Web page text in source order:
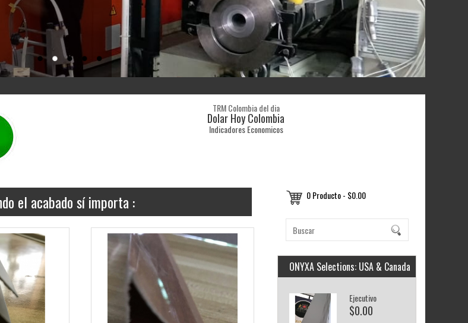
TRM Colombia del dia
Dolar Hoy Colombia
Indicadores Economicos
0 Producto - $0.00
ONYXA Selections: USA & Canada
Ejecutivo
$0.00
el acabado sí importa :